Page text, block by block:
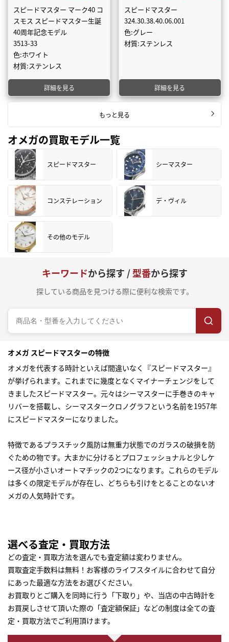
スピードマスター マーク40 コ
スモス スピードマスター生誕
40周年記念モデル
3513-33
色:ホワイト
材質:ステンレス
詳細を見る
スピードマスター
324.30.38.40.06.001
色:グレー
材質:ステンレス
詳細を見る
もっと見る
オメガの買取モデル一覧
スピードマスター シーマスター
コンステレーション デ・ヴィル
その他のモデル
キーワードから探す /型番から探す
探している商品を見つける際に便利な検索です。
オメガ スピードマスターの特徴
オメガを代表する時計といえば間違いなく『スピードマスター』
が挙げられます。これまでに幾度となくマイナーチェンジをして
きましたスピードマスター。元々はシーマスターに手巻きのキャ
リバーを搭載し、シーマスタークロノグラフという名前を1957年
にスピードマスターになりました。
特徴であるプラスチック風防は無重力状態でのガラスの破損を防
ぐための物です。大まかに分けるとプロフェッショナルと少しケ
ース径が小さいオートマチックの2つになります。これらのモデル
は多くの限定モデルが存在し、どちらも引けをとることのないオ
メガの人気時計です。
選べる査定・買取方法
どの査定・買取方法を選んでも査定額は変わりません。
買取査定手数料は無料！お客様のライフスタイルに合わせて自分
にあった最適な方法をお選びください。
お買取りとご購入を同時に行う「下取り」や、当店の中古時計を
お買戻しさせて頂いた際の「査定額保証」などの制度は全ての査
定・買取方法でご利用頂けます。